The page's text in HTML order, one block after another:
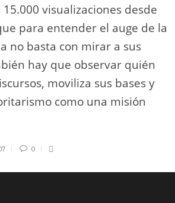
visualizaciones desde
para entender el auge de la
no basta con mirar a sus
hay que observar quién
moviliza sus bases y
como una misión
0